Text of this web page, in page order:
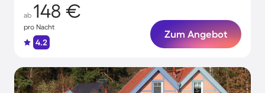
ab 148 €
pro Nacht
4.2
Zum Angebot